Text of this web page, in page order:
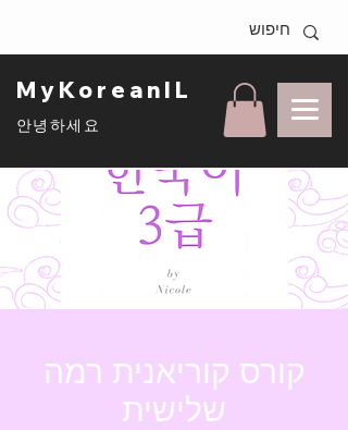
MyKoreanIL
안녕하세요
קורס קוריאנית רמה
שלישית